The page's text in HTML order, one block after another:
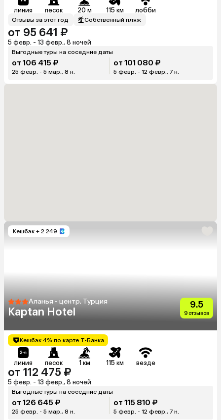
линия песок 20 м 115 км лобби
Отзывы за этот год Собственный пляж
от 95 641 ₽
5 февр. - 13 февр., 8 ночей
Выгодные туры на соседние даты
от 106 415 ₽
25 февр. - 5 мар., 8 н.
от 101 080 ₽
5 февр. - 12 февр., 7 н.
Кешбэк + 2 249
Аланья - центр, Турция
Kaptan Hotel
9.5
9 отзывов
Кешбэк 4% по карте Т-Банка
линия песок 1 км 115 км везде
от 112 475 ₽
5 февр. - 13 февр., 8 ночей
Выгодные туры на соседние даты
от 126 645 ₽
25 февр. - 5 мар., 8 н.
от 115 810 ₽
5 февр. - 12 февр., 7 н.